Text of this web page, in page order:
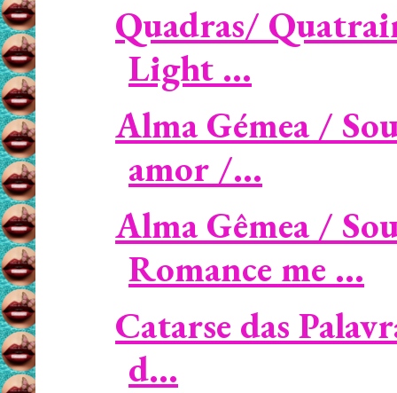
Quadras/
Light ...
Alma Gémea /
amor /...
Alma Gêmea /
Romance me ...
Catarse das
d...